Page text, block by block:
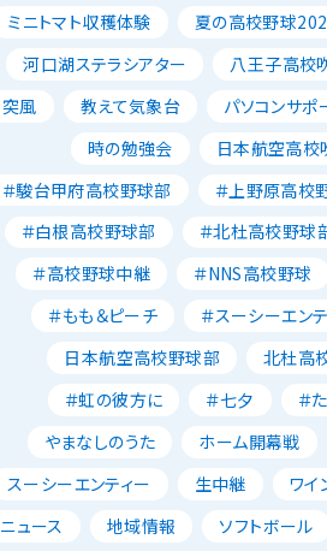
ミニトマト収穫体験
夏の高校野球
河口湖ステラシアター
八王子高校
突風
教えて気象台 パソコンサポ
時の勉強会
日本航空高校
＃駿台甲府高校野球部
＃上野原高校
＃白根高校野球部
＃北杜高校野球
＃高校野球中継
＃NNS高校野球
＃もも＆ピーチ
＃スーシーエン
日本航空高校野球部
北杜高
＃虹の彼方に
＃七夕 ＃
やまなしのうた
ホーム開幕戦
スーシーエンティー
生中継 ワイ
ニュース
地域情報 ソフトボール